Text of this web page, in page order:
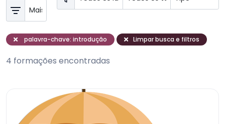
palavra-chave: introdução Limpar busca e filtros
4 formações encontradas